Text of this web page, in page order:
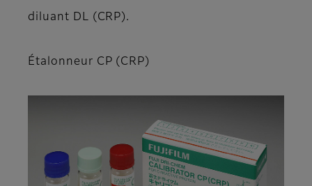
diluant DL (CRP).
Étalonneur CP (CRP)